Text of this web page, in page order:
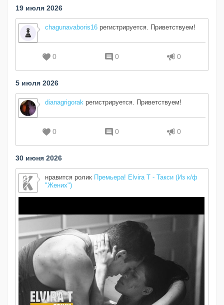
19 июля 2026
chagunavaboris16 регистрируется. Приветствуем!
0 0 0
5 июля 2026
dianagrigorak регистрируется. Приветствуем!
0 0 0
30 июня 2026
нравится ролик Премьера! Elvira T - Такси (Из к/ф
"Жених")